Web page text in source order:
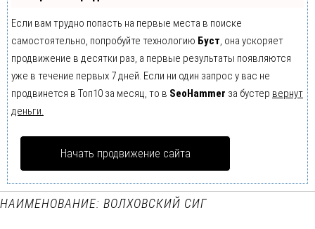
Если вам трудно попасть на первые места в поиске
самостоятельно, попробуйте технологию Буст, она ускоряет
продвижение в десятки раз, а первые результаты появляются
уже в течение первых 7 дней. Если ни один запрос у вас не
продвинется в Топ10 за месяц, то в SeoHammer за бустер вернут
деньги.
Начать продвижение сайта
НАИМЕНОВАНИЕ: ВОЛХОВСКИЙ СИГ